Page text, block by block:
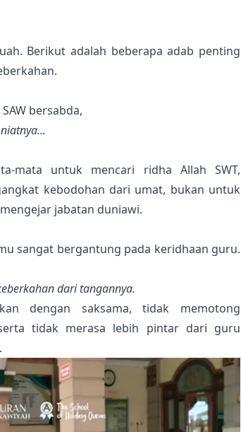
Berikut adalah beberapa adab penting
bersabda,
mata untuk mencari ridha Allah SWT,
kebodohan dari umat, bukan untuk
jabatan duniawi.
sangat bergantung pada keridhaan guru.
dari tangannya.
dengan saksama, tidak memotong
tidak merasa lebih pintar dari guru